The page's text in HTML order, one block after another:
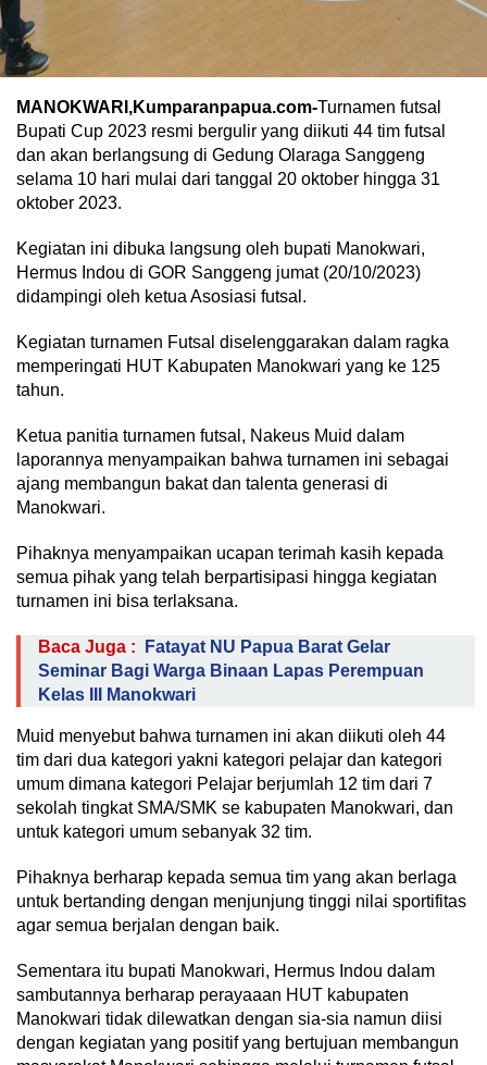
MANOKWARI,Kumparanpapua.com-Turnamen futsal
Bupati Cup 2023 resmi bergulir yang diikuti 44 tim futsal
dan akan berlangsung di Gedung Olaraga Sanggeng
selama 10 hari mulai dari tanggal 20 oktober hingga 31
oktober 2023.
Kegiatan ini dibuka langsung oleh bupati Manokwari,
Hermus Indou di GOR Sanggeng jumat (20/10/2023)
didampingi oleh ketua Asosiasi futsal.
Kegiatan turnamen Futsal diselenggarakan dalam ragka
memperingati HUT Kabupaten Manokwari yang ke 125
tahun.
Ketua panitia turnamen futsal, Nakeus Muid dalam
laporannya menyampaikan bahwa turnamen ini sebagai
ajang membangun bakat dan talenta generasi di
Manokwari.
Pihaknya menyampaikan ucapan terimah kasih kepada
semua pihak yang telah berpartisipasi hingga kegiatan
turnamen ini bisa terlaksana.
Baca Juga :
Fatayat NU Papua Barat Gelar
Seminar Bagi Warga Binaan Lapas Perempuan
Kelas III Manokwari
Muid menyebut bahwa turnamen ini akan diikuti oleh 44
tim dari dua kategori yakni kategori pelajar dan kategori
umum dimana kategori Pelajar berjumlah 12 tim dari 7
sekolah tingkat SMA/SMK se kabupaten Manokwari, dan
untuk kategori umum sebanyak 32 tim.
Pihaknya berharap kepada semua tim yang akan berlaga
untuk bertanding dengan menjunjung tinggi nilai sportifitas
agar semua berjalan dengan baik.
Sementara itu bupati Manokwari, Hermus Indou dalam
sambutannya berharap perayaaan HUT kabupaten
Manokwari tidak dilewatkan dengan sia-sia namun diisi
dengan kegiatan yang positif yang bertujuan membangun